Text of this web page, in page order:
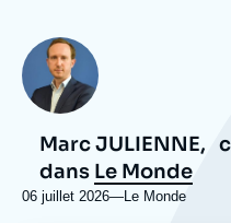
Photo
Marc JULIENNE,
dans Le Monde
06 juillet 2026— Nom
Le Monde